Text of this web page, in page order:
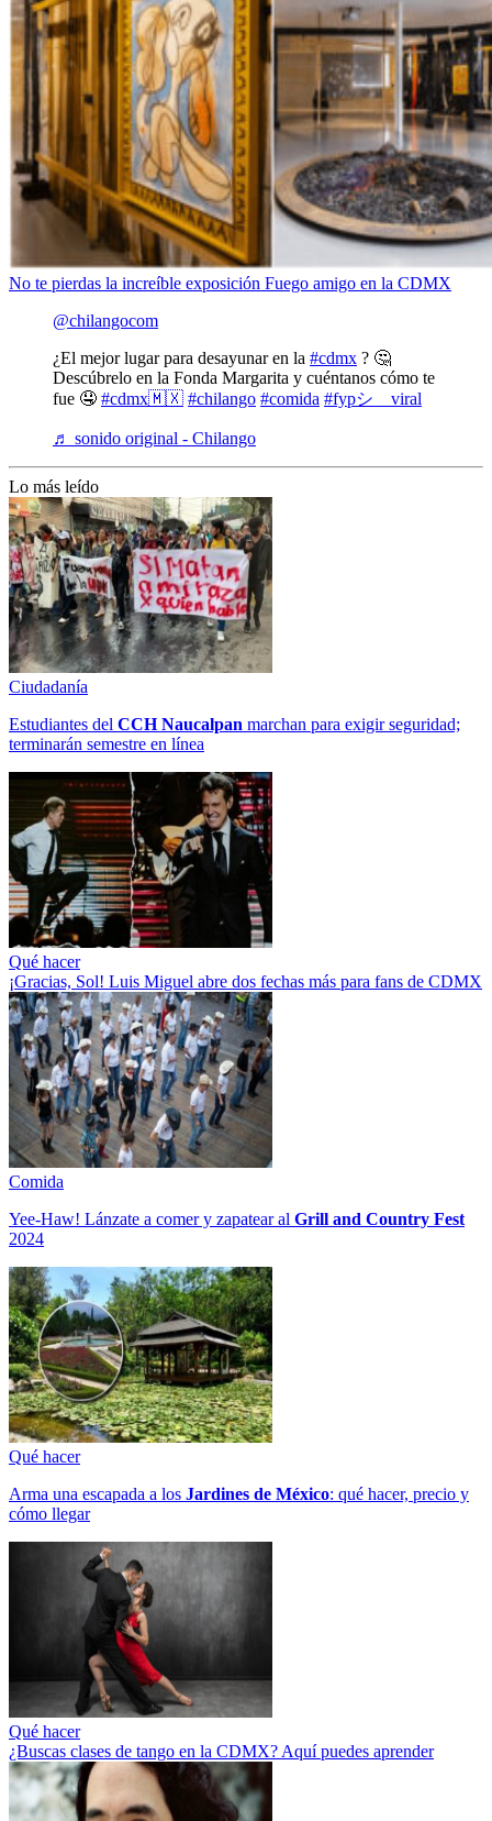
No te pierdas la increíble exposición Fuego amigo en la CDMX
@chilangocom
¿El mejor lugar para desayunar en la #cdmx ? 🤔
Descúbrelo en la Fonda Margarita y cuéntanos cómo te
fue 🤤 #cdmx🇲🇽 #chilango #comida #fypシ゚viral
♬ sonido original - Chilango
Lo más leído
Ciudadanía
Estudiantes del CCH Naucalpan marchan para exigir seguridad;
terminarán semestre en línea
Qué hacer
¡Gracias, Sol! Luis Miguel abre dos fechas más para fans de CDMX
Comida
Yee-Haw! Lánzate a comer y zapatear al Grill and Country Fest
2024
Qué hacer
Arma una escapada a los Jardines de México: qué hacer, precio y
cómo llegar
Qué hacer
¿Buscas clases de tango en la CDMX? Aquí puedes aprender